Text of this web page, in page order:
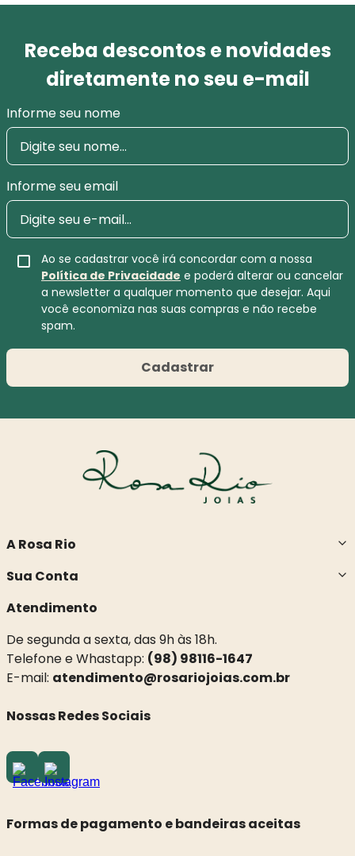
Receba descontos e novidades
diretamente no seu e-mail
Informe seu nome
Informe seu email
Ao se cadastrar você irá concordar com a nossa
Política de Privacidade e poderá alterar ou cancelar
a newsletter a qualquer momento que desejar. Aqui
você economiza nas suas compras e não recebe
spam.
Cadastrar
A Rosa Rio
Sua Conta
Atendimento
De segunda a sexta, das 9h às 18h.
Telefone e Whastapp: (98) 98116-1647
E-mail: atendimento@rosariojoias.com.br
Nossas Redes Sociais
Formas de pagamento e bandeiras aceitas